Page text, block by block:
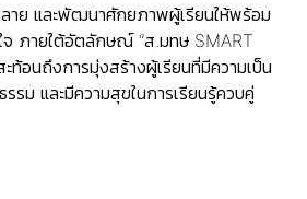
าย และพัฒนาศักยภาพผู้เรียนให้พร้อม
จ ภายใต้อัตลักษณ์ “ส.มทษ SMART
ท้อนถึงการมุ่งสร้างผู้เรียนที่มีความเป็น
รม และมีความสุขในการเรียนรู้ควบคู่